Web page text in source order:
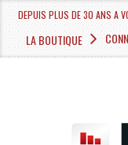
DEPUIS PLUS DE 30 ANS A
LA BOUTIQUE